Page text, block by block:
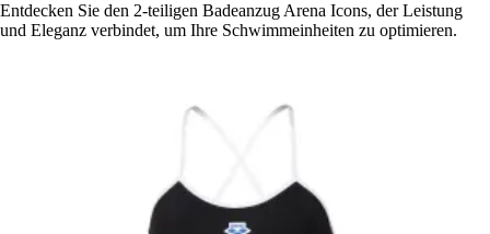
Entdecken Sie den 2-teiligen Badeanzug Arena Icons, der Leistung
und Eleganz verbindet, um Ihre Schwimmeinheiten zu optimieren.